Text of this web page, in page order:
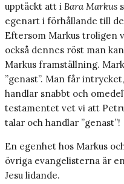
upptäckt att i Bara Markus
egenart i förhållande till
Eftersom Markus troligen
också dennes röst man
Markus framställning.
”genast”. Man får
handlar snabbt och
testamentet vet vi att
talar och handlar ”genast”!
En egenhet hos Markus
övriga evangelisterna är
Jesu lidande.